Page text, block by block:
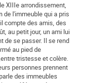
XIIIe arrondissement,
de l'immeuble qui a pris
compte des amis, des
au petit jour, un ami lui
de se passer. Il se rend
au pied de
tristesse et colère.
personnes prennent
des immeubles